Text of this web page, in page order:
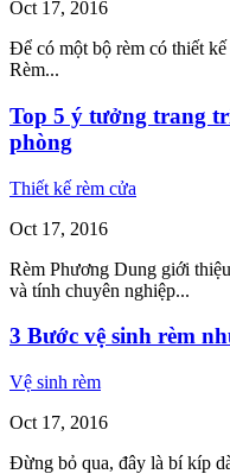
Oct 17, 2016
Để có một bộ rèm có thiết
Rèm...
Top 5 ý tưởng trang
phòng
Thiết kế rèm cửa
Oct 17, 2016
Rèm Phương Dung giới
và tính chuyên nghiệp...
3 Bước vệ sinh rèm
Vệ sinh rèm
Oct 17, 2016
Đừng bỏ qua, đây là bí kíp